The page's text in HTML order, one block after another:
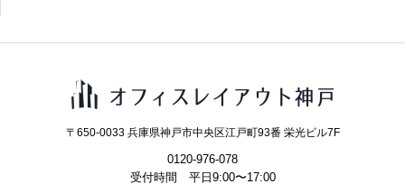
〒650-0033 兵庫県神戸市中央区江戸町93番 栄光ビル7F
0120-976-078
受付時間 平日9:00〜17:00